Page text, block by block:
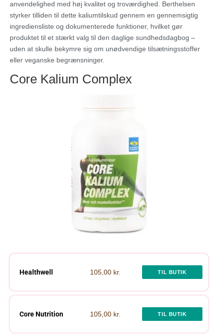
anvendelighed med høj kvalitet og troværdighed. Berthelsen
styrker tilliden til dette kaliumtilskud gennem en gennemsigtig
ingrediensliste og dokumenterede funktioner, hvilket gør
produktet til et stærkt valg til den daglige sundhedsdagbog –
uden at skulle bekymre sig om unødvendige tilsætningsstoffer
eller veganske begrænsninger.
Core Kalium Complex
Healthwell 105,00 kr. TIL BUTIK
Core Nutrition 105,00 kr. TIL BUTIK